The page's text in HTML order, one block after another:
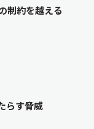
制約を越える
らす脅威